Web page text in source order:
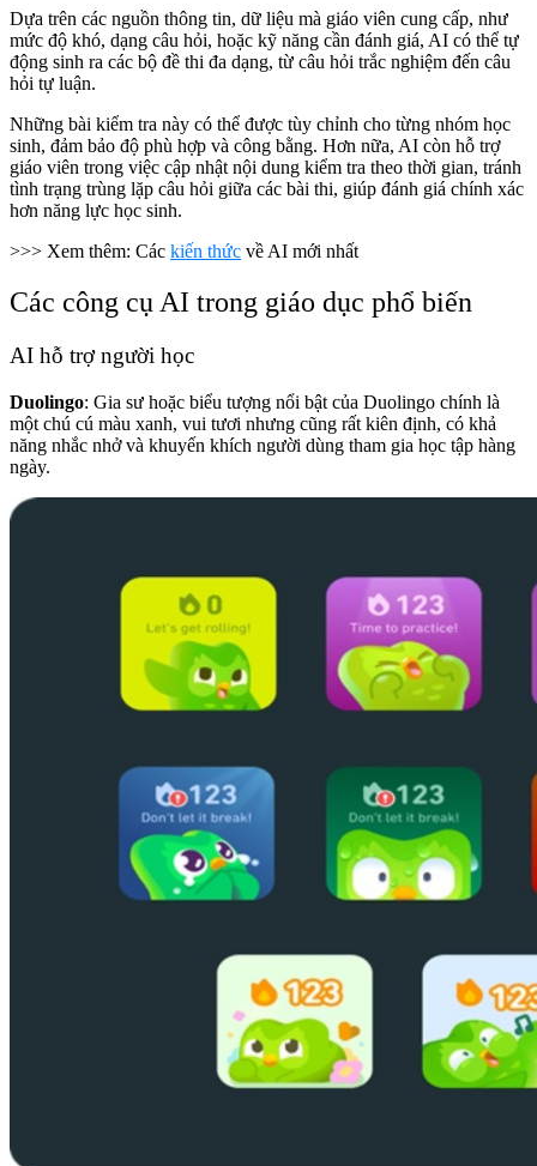
Dựa trên các nguồn thông tin, dữ liệu mà giáo viên cung cấp, như
mức độ khó, dạng câu hỏi, hoặc kỹ năng cần đánh giá, AI có thể tự
động sinh ra các bộ đề thi đa dạng, từ câu hỏi trắc nghiệm đến câu
hỏi tự luận.
Những bài kiểm tra này có thể được tùy chỉnh cho từng nhóm học
sinh, đảm bảo độ phù hợp và công bằng. Hơn nữa, AI còn hỗ trợ
giáo viên trong việc cập nhật nội dung kiểm tra theo thời gian, tránh
tình trạng trùng lặp câu hỏi giữa các bài thi, giúp đánh giá chính xác
hơn năng lực học sinh.
>>> Xem thêm: Các kiến thức về AI mới nhất
Các công cụ AI trong giáo dục phổ biến
AI hỗ trợ người học
Duolingo: Gia sư hoặc biểu tượng nổi bật của Duolingo chính là
một chú cú màu xanh, vui tươi nhưng cũng rất kiên định, có khả
năng nhắc nhở và khuyến khích người dùng tham gia học tập hàng
ngày.